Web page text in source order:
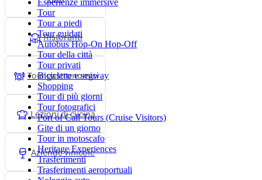
Esperienze immersive
Tour
Tour a piedi
Tour guidati
Autobus Hop-On Hop-Off
Tour della città
Tour privati
Biciclette e segway
Shopping
Tour di più giorni
Tour fotografici
Port of Call Tours (Cruise Visitors)
Gite di un giorno
Tour in motoscafo
Heritage Experiences
Trasferimenti
Trasferimenti aeroportuali
Ristoranti
Tour gastronomici
Lezioni di cucina
Aziende vinicole